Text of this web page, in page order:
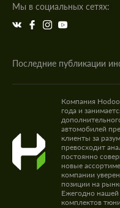
Мы в социальных сетях:
Последние публикации
Компания
года и
автомобилей
клиенты за
превосходит
постоянно
новые
компании
позиции на
Ежегодно нашей
комплектов